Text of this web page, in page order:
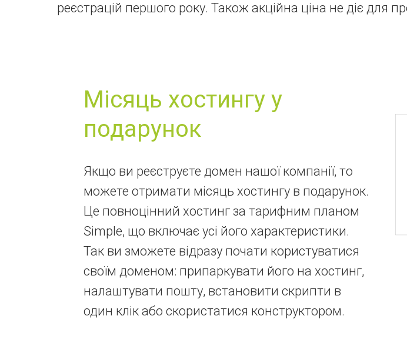
реєстрацій першого року. Також акційна ціна не діє для
Місяць хостингу у
подарунок
Якщо ви реєструєте домен нашої компанії, то
можете отримати місяць хостингу в подарунок.
Це повноцінний хостинг за тарифним планом
Simple, що включає усі його характеристики.
Так ви зможете відразу почати користуватися
своїм доменом: припаркувати його на хостинг,
налаштувати пошту, встановити скрипти в
один клік або скористатися конструктором.